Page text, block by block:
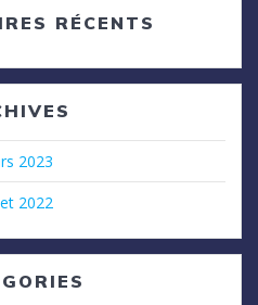
RÉCENTS
2023
2022